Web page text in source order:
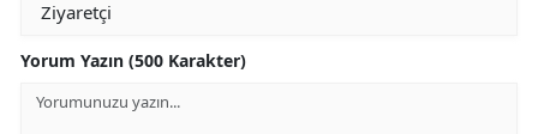
Yorum Yazın (500 Karakter)